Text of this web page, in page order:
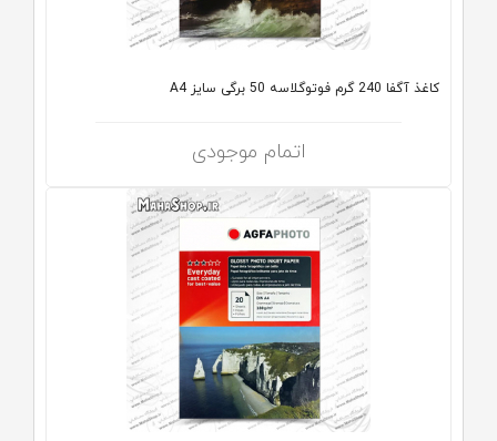
کاغذ آگفا 240 گرم فوتوگلاسه 50 برگی سایز A4
اتمام موجودی